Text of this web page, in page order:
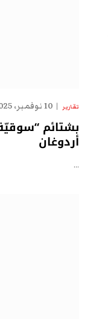
تقارير 10 نوفمبر، 2025
بشتائم
أردوغان
…